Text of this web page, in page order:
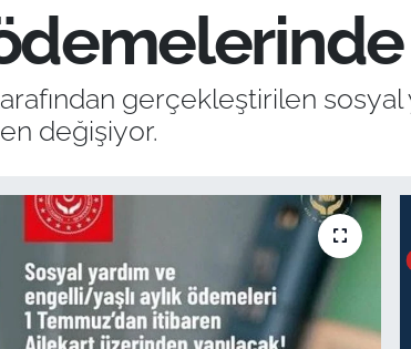
gerçekleştirilen sosyal
değişiyor.